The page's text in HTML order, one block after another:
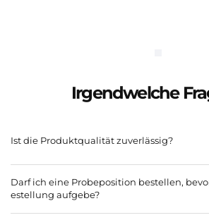
Irgendwelche
Ist die Produktqualität zuverlässig?
Darf ich eine Probeposition bestellen,
estellung aufgebe?